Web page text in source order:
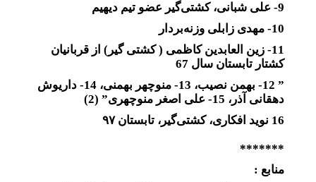
9- علی شبانی، کشتی‌گیر عضو تیم دیهیم
10- مهدی زابلی وزنه‌بردار
11- زین العابدین کاظمی ( کشتی گیر) از قربانیان
کشتار تابستان سال 67
” 12- بهمن نصیب، 13- منوچهر بهمنی، 14- داریوش
دهقانی آذر، 15- علی اصغر منوچهری” (2)
16 نوید افکاری، کشتی‌گیر، تابستان ۹۷
*******
منابع :